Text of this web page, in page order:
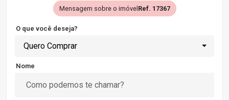
Mensagem sobre o imóvel Ref. 17367
O que você deseja?
Quero Comprar
Nome